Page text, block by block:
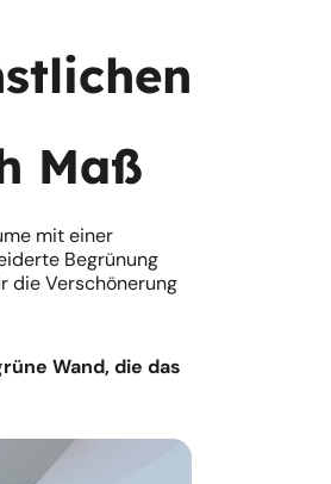
Maß
mit einer
Begrünung
die Verschönerung
Wand, die das